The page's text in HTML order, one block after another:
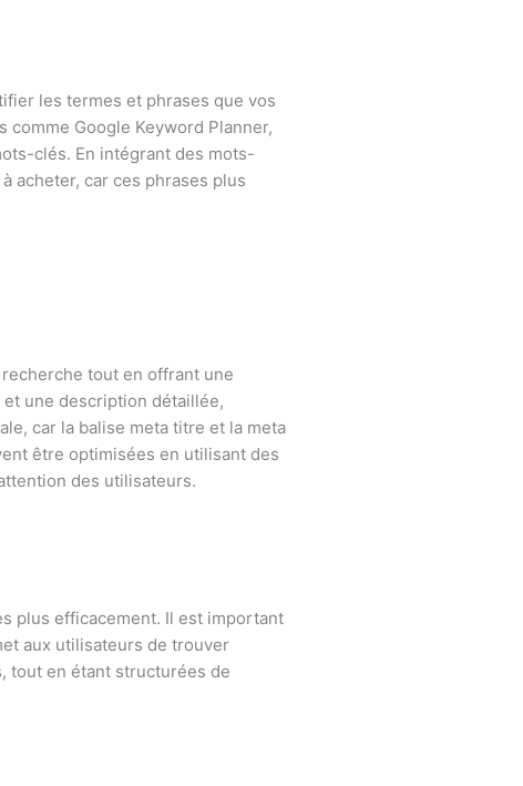
les termes et phrases que vos
Google Keyword Planner,
clés. En intégrant des mots-
acheter, car ces phrases plus
tout en offrant une
une description détaillée,
car la balise meta titre et la meta
être optimisées en utilisant des
des utilisateurs.
plus efficacement. Il est important
aux utilisateurs de trouver
tout en étant structurées de